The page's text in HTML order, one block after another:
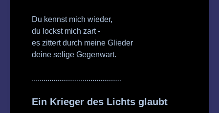
Du kennst mich wieder,
du lockst mich zart -
es zittert durch meine Glieder
deine selige Gegenwart.
..............................................
Ein Krieger des Lichts glaubt